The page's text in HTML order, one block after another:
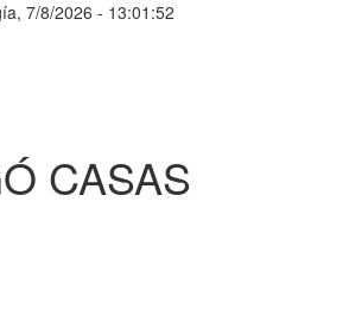
7/8/2026 - 13:01:52
CASAS